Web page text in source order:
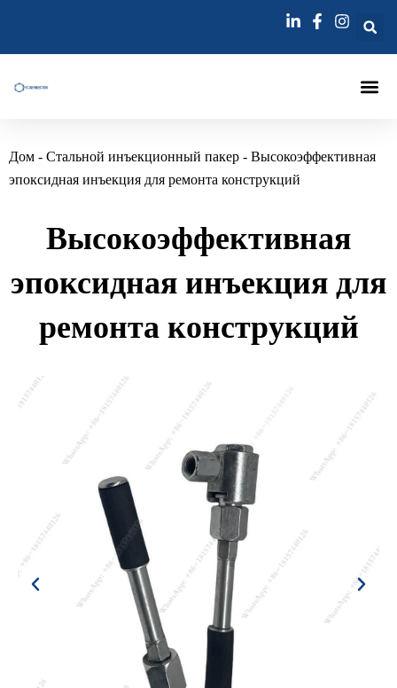
содержимому
Дом - Стальной инъекционный пакер - Высокоэффективная
эпоксидная инъекция для ремонта конструкций
Высокоэффективная
эпоксидная инъекция для
ремонта конструкций